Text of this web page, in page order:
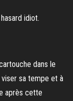
idiot.
dans le
viser sa tempe et à
après cette